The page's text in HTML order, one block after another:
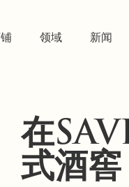
领域 新闻
在
式酒窖